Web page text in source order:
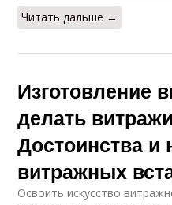
Читать дальше →
Изготовление
делать
Достоинства и
витражных
Освоить искусство